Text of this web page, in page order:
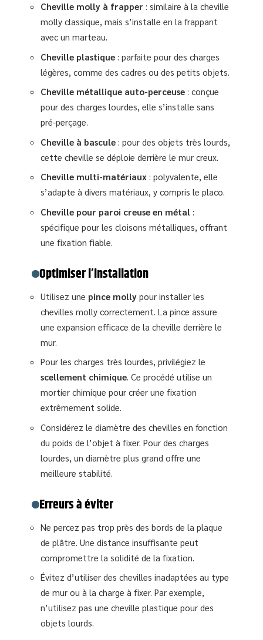
Cheville molly à frapper : similaire à la cheville
molly classique, mais s’installe en la frappant
avec un marteau.
Cheville plastique : parfaite pour des charges
légères, comme des cadres ou des petits objets.
Cheville métallique auto-perceuse : conçue
pour des charges lourdes, elle s’installe sans
pré-perçage.
Cheville à bascule : pour des objets très lourds,
cette cheville se déploie derrière le mur creux.
Cheville multi-matériaux : polyvalente, elle
s’adapte à divers matériaux, y compris le placo.
Cheville pour paroi creuse en métal :
spécifique pour les cloisons métalliques, offrant
une fixation fiable.
Optimiser l’installation
Utilisez une pince molly pour installer les
chevilles molly correctement. La pince assure
une expansion efficace de la cheville derrière le
mur.
Pour les charges très lourdes, privilégiez le
scellement chimique. Ce procédé utilise un
mortier chimique pour créer une fixation
extrêmement solide.
Considérez le diamètre des chevilles en fonction
du poids de l’objet à fixer. Pour des charges
lourdes, un diamètre plus grand offre une
meilleure stabilité.
Erreurs à éviter
Ne percez pas trop près des bords de la plaque
de plâtre. Une distance insuffisante peut
compromettre la solidité de la fixation.
Évitez d’utiliser des chevilles inadaptées au type
de mur ou à la charge à fixer. Par exemple,
n’utilisez pas une cheville plastique pour des
objets lourds.